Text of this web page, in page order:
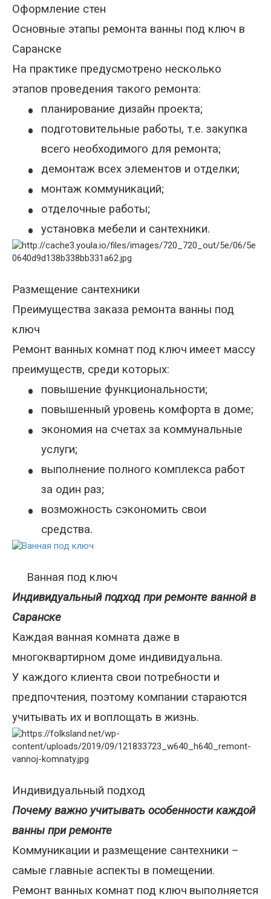
Оформление стен
Основные этапы ремонта ванны под ключ в
Саранске
На практике предусмотрено несколько
этапов проведения такого ремонта:
• планирование дизайн проекта;
•
подготовительные работы, т.е. закупка
всего необходимого для ремонта;
• демонтаж всех элементов и отделки;
• монтаж коммуникаций;
• отделочные работы;
• установка мебели и сантехники.
Размещение сантехники
Преимущества заказа ремонта ванны под
ключ
Ремонт ванных комнат под ключ имеет массу
преимуществ, среди которых:
• повышение функциональности;
• повышенный уровень комфорта в доме;
•
экономия на счетах за коммунальные
услуги;
•
выполнение полного комплекса работ
за один раз;
•
возможность сэкономить свои
средства.
Ванная под ключ
Индивидуальный подход при ремонте ванной в
Саранске
Каждая ванная комната даже в
многоквартирном доме индивидуальна.
У каждого клиента свои потребности и
предпочтения, поэтому компании стараются
учитывать их и воплощать в жизнь.
Индивидуальный подход
Почему важно учитывать особенности каждой
ванны при ремонте
Коммуникации и размещение сантехники –
самые главные аспекты в помещении.
Ремонт ванных комнат под ключ выполняется